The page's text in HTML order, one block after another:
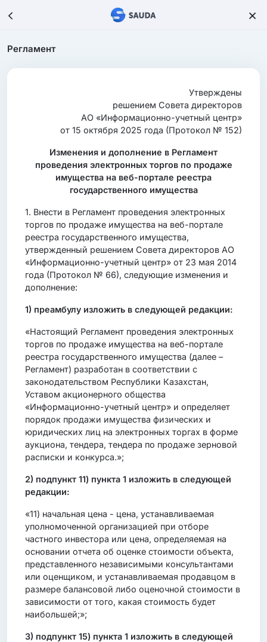
Регламент
Утверждены
решением Совета директоров
АО «Информационно-учетный центр»
от 15 октября 2025 года (Протокол № 152)
Изменения и дополнение в Регламент
проведения электронных торгов по продаже
имущества на веб-портале реестра
государственного имущества
1. Внести в Регламент проведения электронных
торгов по продаже имущества на веб-портале
реестра государственного имущества,
утвержденный решением Совета директоров АО
«Информационно-учетный центр» от 23 мая 2014
года (Протокол № 66), следующие изменения и
дополнение:
1) преамбулу изложить в следующей редакции:
«Настоящий Регламент проведения электронных
торгов по продаже имущества на веб-портале
реестра государственного имущества (далее –
Регламент) разработан в соответствии с
законодательством Республики Казахстан,
Уставом акционерного общества
«Информационно-учетный центр» и определяет
порядок продажи имущества физических и
юридических лиц на электронных торгах в форме
аукциона, тендера, тендера по продаже зерновой
расписки и конкурса.»;
2) подпункт 11) пункта 1 изложить в следующей
редакции:
«11) начальная цена - цена, устанавливаемая
уполномоченной организацией при отборе
частного инвестора или цена, определяемая на
основании отчета об оценке стоимости объекта,
представленного независимыми консультантами
или оценщиком, и устанавливаемая продавцом в
размере балансовой либо оценочной стоимости в
зависимости от того, какая стоимость будет
наибольшей;»;
3) подпункт 15) пункта 1 изложить в следующей